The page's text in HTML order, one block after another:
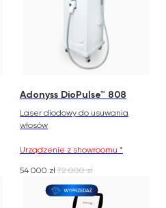
Adonyss DioPulse™ 808
Laser diodowy do usuwania
włosów
Urządzenie z showroomu *
54 000 zł 72 000 zł
a-esthetic.co.uk
aestetyka.pl